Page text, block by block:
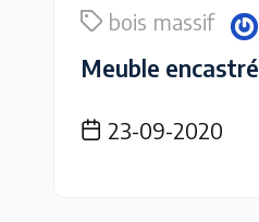
bois massif
Meuble encastré
23-09-2020